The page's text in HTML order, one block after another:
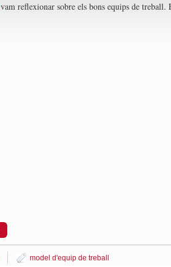
vam reflexionar sobre els bons equips de
model d'equip de treball